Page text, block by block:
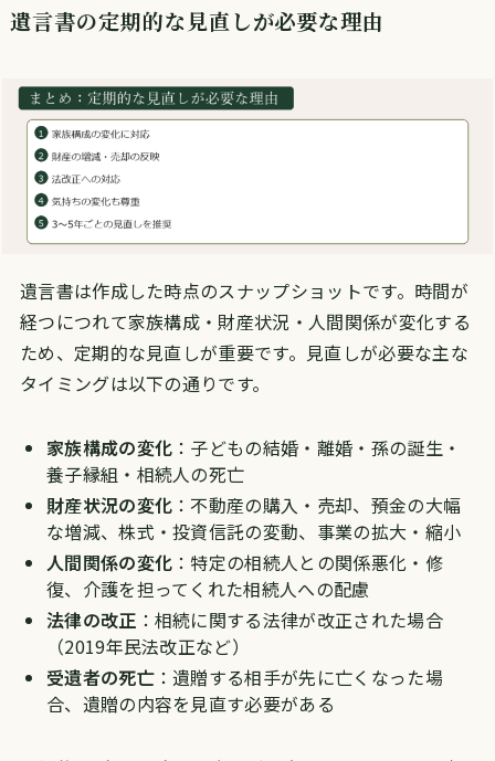
遺言書の定期的な見直しが必要な理由
遺言書は作成した時点のスナップショットです。時間が
経つにつれて家族構成・財産状況・人間関係が変化する
ため、定期的な見直しが重要です。見直しが必要な主な
タイミングは以下の通りです。
家族構成の変化 ：子どもの結婚・離婚・孫の誕生・
養子縁組・相続人の死亡
財産状況の変化 ：不動産の購入・売却、預金の大幅
な増減、株式・投資信託の変動、事業の拡大・縮小
人間関係の変化 ：特定の相続人との関係悪化・修
復、介護を担ってくれた相続人への配慮
法律の改正 ：相続に関する法律が改正された場合
（2019年民法改正など）
受遺者の死亡：遺贈する相手が先に亡くなった場
合、遺贈の内容を見直す必要がある